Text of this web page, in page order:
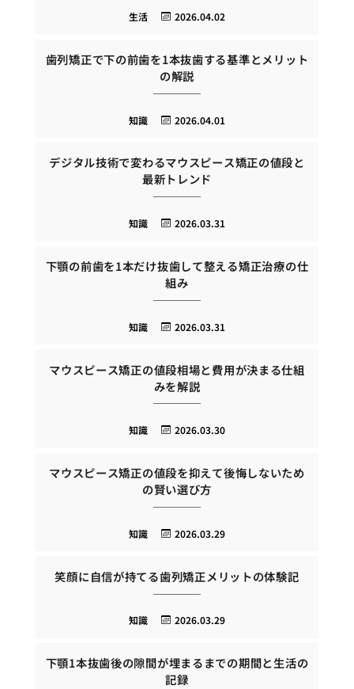
2026.04.02
生活
歯列矯正で下の前歯を1本抜歯する基準とメリット
の解説
2026.04.01
知識
デジタル技術で変わるマウスピース矯正の値段と
最新トレンド
2026.03.31
知識
下顎の前歯を1本だけ抜歯して整える矯正治療の仕
組み
2026.03.31
知識
マウスピース矯正の値段相場と費用が決まる仕組
みを解説
2026.03.30
知識
マウスピース矯正の値段を抑えて後悔しないため
の賢い選び方
2026.03.29
知識
笑顔に自信が持てる歯列矯正メリットの体験記
2026.03.29
知識
下顎1本抜歯後の隙間が埋まるまでの期間と生活の
記録